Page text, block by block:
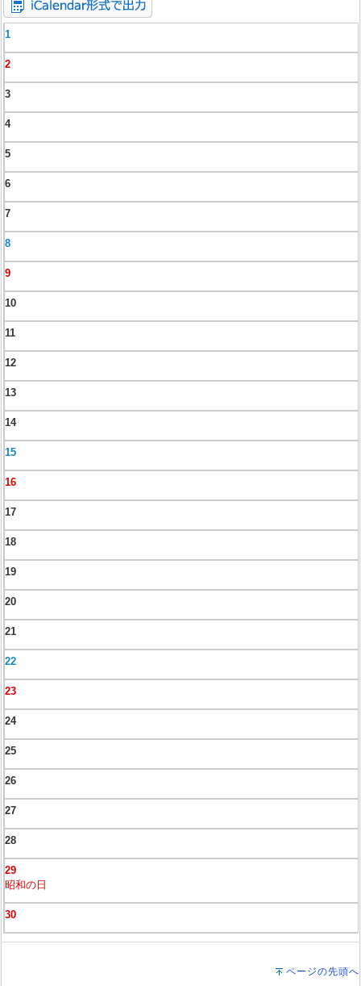
1
2
3
4
5
6
7
8
9
10
11
12
13
14
15
16
17
18
19
20
21
22
23
24
25
26
27
28
29
昭和の日
30
ページの先頭へ